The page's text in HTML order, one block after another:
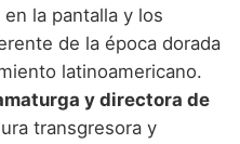
la pantalla y los
de la época dorada
latinoamericano.
y directora de
transgresora y